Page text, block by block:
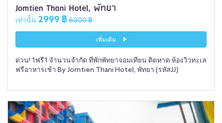
Jomtien Thani Hotel, พัทยา
เท่านั้น 2999 ฿ 6000 ฿
เพิ่มเติม
ด่วน! 1ฟรี1 จำนวนจำกัด ที่พักพัทยาจอมเทียน ติดหาด ห้องวิวทะเล
ฟรีอาหารเช้า By Jomtien Thani Hotel, พัทยา (รหัสJJ)